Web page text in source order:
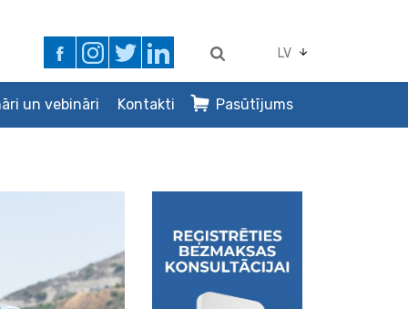
LV
un vebināri Kontakti Pasūtījums